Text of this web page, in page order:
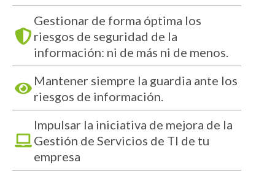
Gestionar de forma óptima los
riesgos de seguridad de la
información: ni de más ni de menos.
Mantener siempre la guardia ante los
riesgos de información.
Impulsar la iniciativa de mejora de la
Gestión de Servicios de TI de tu
empresa